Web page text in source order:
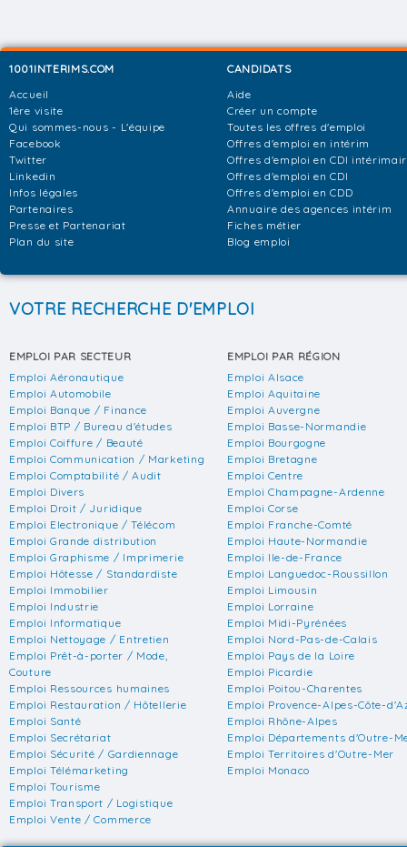
1001INTERIMS.COM
Accueil
1ère visite
Qui sommes-nous - L'équipe
Facebook
Twitter
Linkedin
Infos légales
Partenaires
Presse et Partenariat
Plan du site
CANDIDATS
Aide
Créer un compte
Toutes les offres d'emploi
Offres d'emploi en intérim
Offres d'emploi en CDI
Offres d'emploi en CDI
Offres d'emploi en CDD
Annuaire des agences intérim
Fiches métier
Blog emploi
VOTRE RECHERCHE D'EMPLOI
EMPLOI PAR SECTEUR
Emploi Aéronautique
Emploi Automobile
Emploi Banque / Finance
Emploi BTP / Bureau d'études
Emploi Coiffure / Beauté
Emploi Communication / Marketing
Emploi Comptabilité / Audit
Emploi Divers
Emploi Droit / Juridique
Emploi Electronique / Télécom
Emploi Grande distribution
Emploi Graphisme / Imprimerie
Emploi Hôtesse / Standardiste
Emploi Immobilier
Emploi Industrie
Emploi Informatique
Emploi Nettoyage / Entretien
Emploi Prêt-à-porter / Mode,
Couture
Emploi Ressources humaines
Emploi Restauration / Hôtellerie
Emploi Santé
Emploi Secrétariat
Emploi Sécurité / Gardiennage
Emploi Télémarketing
Emploi Tourisme
Emploi Transport / Logistique
Emploi Vente / Commerce
EMPLOI PAR RÉGION
Emploi Alsace
Emploi Aquitaine
Emploi Auvergne
Emploi Basse-Normandie
Emploi Bourgogne
Emploi Bretagne
Emploi Centre
Emploi Champagne-Ardenne
Emploi Corse
Emploi Franche-Comté
Emploi Haute-Normandie
Emploi Ile-de-France
Emploi Languedoc-Roussillon
Emploi Limousin
Emploi Lorraine
Emploi Midi-Pyrénées
Emploi Nord-Pas-de-Calais
Emploi Pays de la Loire
Emploi Picardie
Emploi Poitou-Charentes
Emploi Provence-Alpes-Côte-
Emploi Rhône-Alpes
Emploi Départements d'Outre-
Emploi Territoires d'Outre-Mer
Emploi Monaco